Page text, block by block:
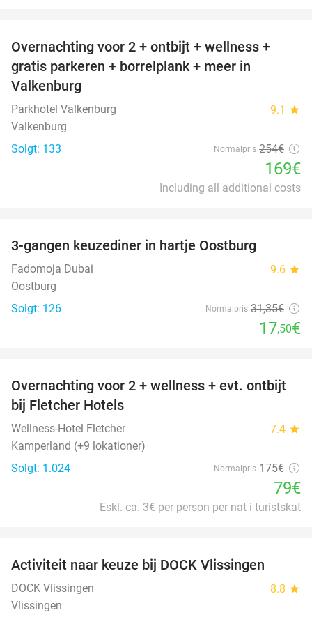
33%
Overnachting voor 2 + ontbijt + wellness +
gratis parkeren + borrelplank + meer in
Valkenburg
Parkhotel Valkenburg 9.1 star
Valkenburg
Solgt: 133
Normalpris 254€
169€
Including all additional costs
3-gangen keuzediner in hartje Oostburg
Fadomoja Dubai 9.6 star
Oostburg
Solgt: 126
Normalpris 31,35€
17,50€
55%
Overnachting voor 2 + wellness + evt. ontbijt
bij Fletcher Hotels
Wellness-Hotel Fletcher 7.4 star
Kamperland (+9 lokationer)
Solgt: 1.024
Normalpris 175€
79€
Eskl. ca. 3€ per person per nat i turistskat
Activiteit naar keuze bij DOCK Vlissingen
DOCK Vlissingen 8.8 star
Vlissingen